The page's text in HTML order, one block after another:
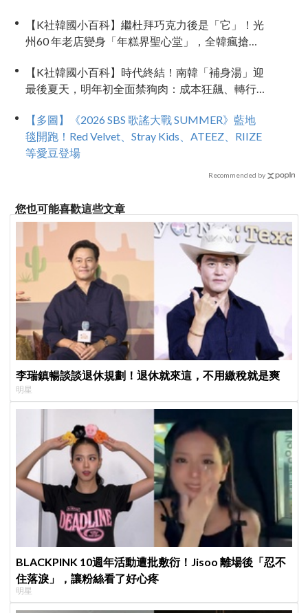
【K社韓國小百科】繼杜拜巧克力後是「它」！光
州60 年老店變身「年糕界聖心堂」，全韓瘋搶的
【K社韓國小百科】時代終結！南韓「補身湯」迎
最後夏天，明年初全面禁狗肉：成本狂飆、轉行
【多圖】《2026 SBS 歌謠大戰 SUMMER》藍地
毯開跑！Red Velvet、Stray Kids、ATEEZ、RIIZE
等愛豆登場
Recommended by
您也可能喜歡這些文章
李瑞鎮暢談談退休規劃！退休就來這，不用繳稅就是爽
明星
BLACKPINK 10週年活動遭批敷衍！Jisoo 離場後「忍不
住落淚」，讓粉絲看了好心疼
明星